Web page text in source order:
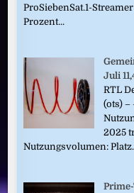
ProSiebenSat.1-
Prozent...
Juli
RTL
(ots) –
2025
Nutzungsvolumen: